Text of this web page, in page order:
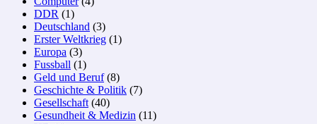
DDR (1)
Deutschland (3)
Erster Weltkrieg (1)
Europa (3)
Fussball (1)
Geld und Beruf(8)
Geschichte & Politik (7)
Gesellschaft (40)
Gesundheit & Medizin (11)